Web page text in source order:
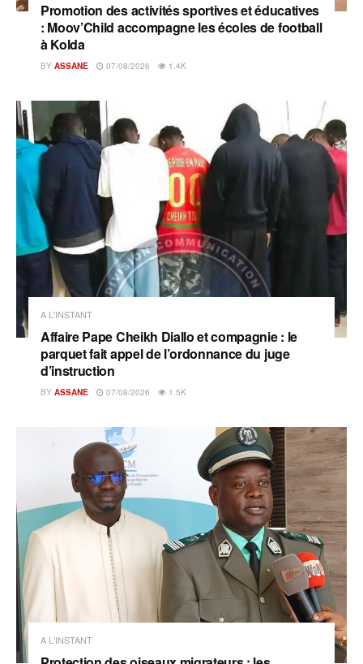
Promotion des activités sportives et éducatives
: Moov’Child accompagne les écoles de football
à Kolda
BY ASSANE 07/08/2026 1.4K
A L'INSTANT
Affaire Pape Cheikh Diallo et compagnie : le
parquet fait appel de l’ordonnance du juge
d’instruction
BY ASSANE 07/08/2026 1.5K
A L'INSTANT